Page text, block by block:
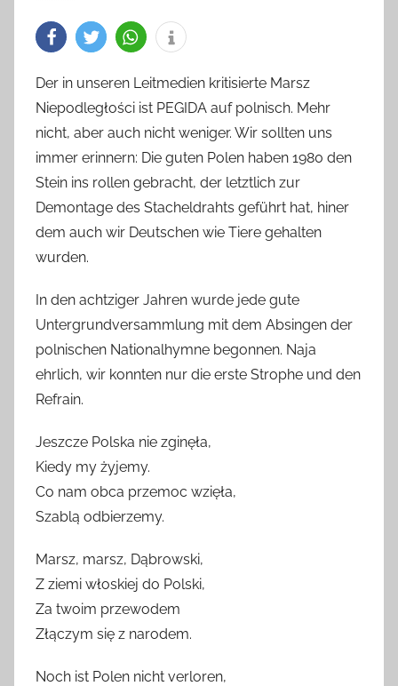
Der in unseren Leitmedien kritisierte Marsz
Niepodległości ist PEGIDA auf polnisch. Mehr
nicht, aber auch nicht weniger. Wir sollten uns
immer erinnern: Die guten Polen haben 1980 den
Stein ins rollen gebracht, der letztlich zur
Demontage des Stacheldrahts geführt hat, hiner
dem auch wir Deutschen wie Tiere gehalten
wurden.
In den achtziger Jahren wurde jede gute
Untergrundversammlung mit dem Absingen der
polnischen Nationalhymne begonnen. Naja
ehrlich, wir konnten nur die erste Strophe und den
Refrain.
Jeszcze Polska nie zginęła,
Kiedy my żyjemy.
Co nam obca przemoc wzięła,
Szablą odbierzemy.
Marsz, marsz, Dąbrowski,
Z ziemi włoskiej do Polski,
Za twoim przewodem
Złączym się z narodem.
Noch ist Polen nicht verloren,